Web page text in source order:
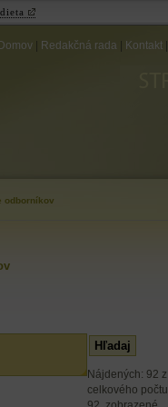
Domov Redakčná rada Kontakt
odborníkov
Nájdených: 92 z
celkového počtu